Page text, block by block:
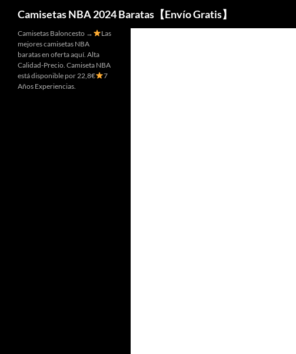
Camisetas NBA 2024 Baratas【Envío Gratis】
Camisetas Baloncesto →
Las
mejores camisetas NBA
baratas en oferta aquí. Alta
Calidad-Precio. Camiseta NBA
está disponible por 22,8€
7
Años Experiencias.